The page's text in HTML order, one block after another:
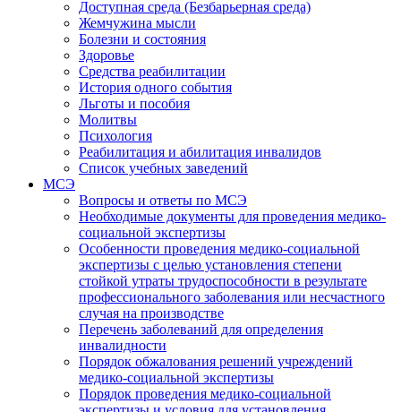
Доступная среда (Безбарьерная среда)
Жемчужина мысли
Болезни и состояния
Здоровье
Средства реабилитации
История одного события
Льготы и пособия
Молитвы
Психология
Реабилитация и абилитация инвалидов
Список учебных заведений
МСЭ
Вопросы и ответы по МСЭ
Необходимые документы для проведения медико-
социальной экспертизы
Особенности проведения медико-социальной
экспертизы с целью установления степени
стойкой утраты трудоспособности в результате
профессионального заболевания или несчастного
случая на производстве
Перечень заболеваний для определения
инвалидности
Порядок обжалования решений учреждений
медико-социальной экспертизы
Порядок проведения медико-социальной